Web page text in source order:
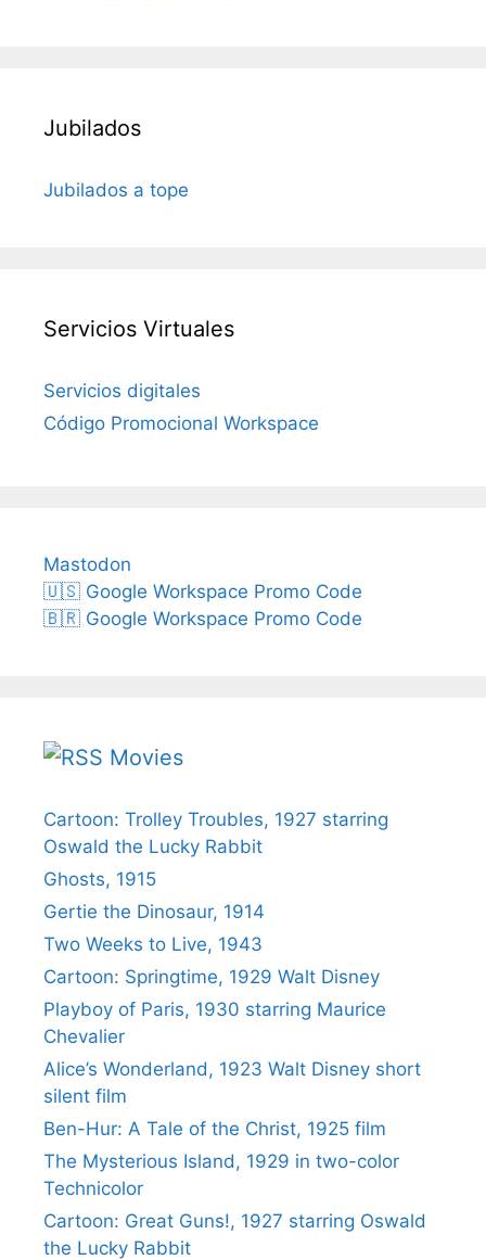
Jubilados
Jubilados a tope
Servicios Virtuales
Servicios digitales
Código Promocional Workspace
Mastodon
🇺🇸 Google Workspace Promo Code
🇧🇷 Google Workspace Promo Code
Movies
Cartoon: Trolley Troubles, 1927 starring
Oswald the Lucky Rabbit
Ghosts, 1915
Gertie the Dinosaur, 1914
Two Weeks to Live, 1943
Cartoon: Springtime, 1929 Walt Disney
Playboy of Paris, 1930 starring Maurice
Chevalier
Alice’s Wonderland, 1923 Walt Disney short
silent film
Ben-Hur: A Tale of the Christ, 1925 film
The Mysterious Island, 1929 in two-color
Technicolor
Cartoon: Great Guns!, 1927 starring Oswald
the Lucky Rabbit